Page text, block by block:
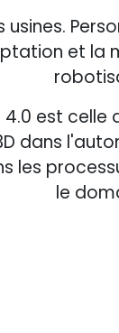
et la
est
dans
les
le